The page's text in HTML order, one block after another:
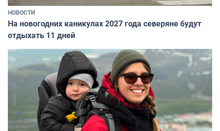
НОВОСТИ
На новогодних каникулах 2027 года северяне будут
отдыхать 11 дней